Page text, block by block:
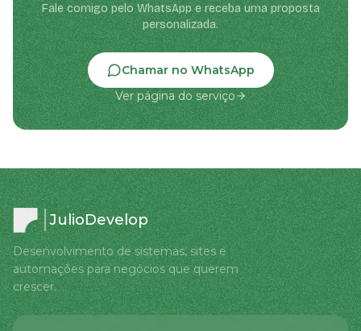
Fale comigo pelo WhatsApp e receba uma proposta
personalizada.
Chamar no WhatsApp
Ver página do serviço
JulioDevelop
Desenvolvimento de sistemas, sites e
automações para negócios que querem
crescer.